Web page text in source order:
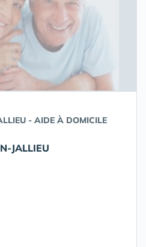
- AIDE À DOMICILE
JALLIEU